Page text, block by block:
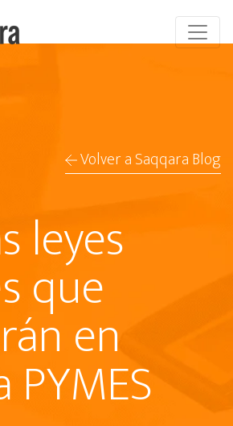
Volver a Saqqara Blog
leyes
que
en